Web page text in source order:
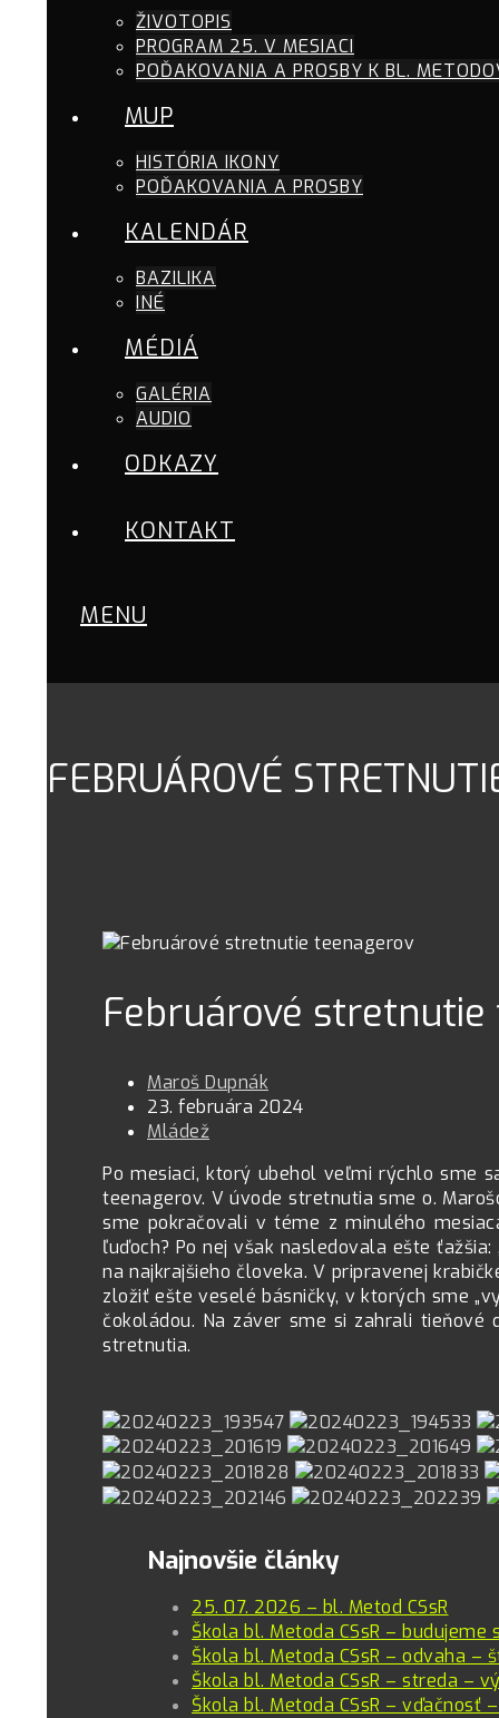
ŽIVOTOPIS
PROGRAM 25. V MESIACI
POĎAKOVANIA A PROSBY K BL.
MUP
HISTÓRIA IKONY
POĎAKOVANIA A PROSBY
KALENDÁR
BAZILIKA
INÉ
MÉDIÁ
GALÉRIA
AUDIO
ODKAZY
KONTAKT
MENU
FEBRUÁROVÉ
Februárové stretnutie
Maroš Dupnák
23. februára 2024
Mládež
Po mesiaci, ktorý ubehol veľmi rýchlo sme
teenagerov. V úvode stretnutia sme o.
sme pokračovali v téme z minulého
ľuďoch? Po nej však nasledovala ešte
na najkrajšieho človeka. V pripravenej
zložiť ešte veselé básničky, v ktorých sme
čokoládou. Na záver sme si zahrali
stretnutia.
Najnovšie články
25. 07. 2026 – bl. Metod CSsR
Škola bl. Metoda CSsR –
Škola bl. Metoda CSsR – odvaha –
Škola bl. Metoda CSsR – streda –
Škola bl. Metoda CSsR – vďačnosť